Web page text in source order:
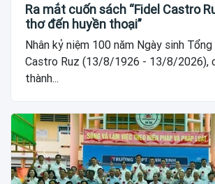
Ra mắt cuốn sách “Fidel Castro
thơ đến huyền thoại”
Nhân kỷ niệm 100 năm Ngày sinh
Castro Ruz (13/8/1926 - 13/8/2026),
thành...